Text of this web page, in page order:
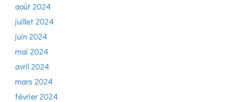
août 2024
juillet 2024
juin 2024
mai 2024
avril 2024
mars 2024
février 2024